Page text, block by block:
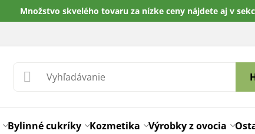
Množstvo skvelého tovaru za nízke ceny nájdete aj v
Bylinné cukríky Kozmetika Výrobky z ovocia